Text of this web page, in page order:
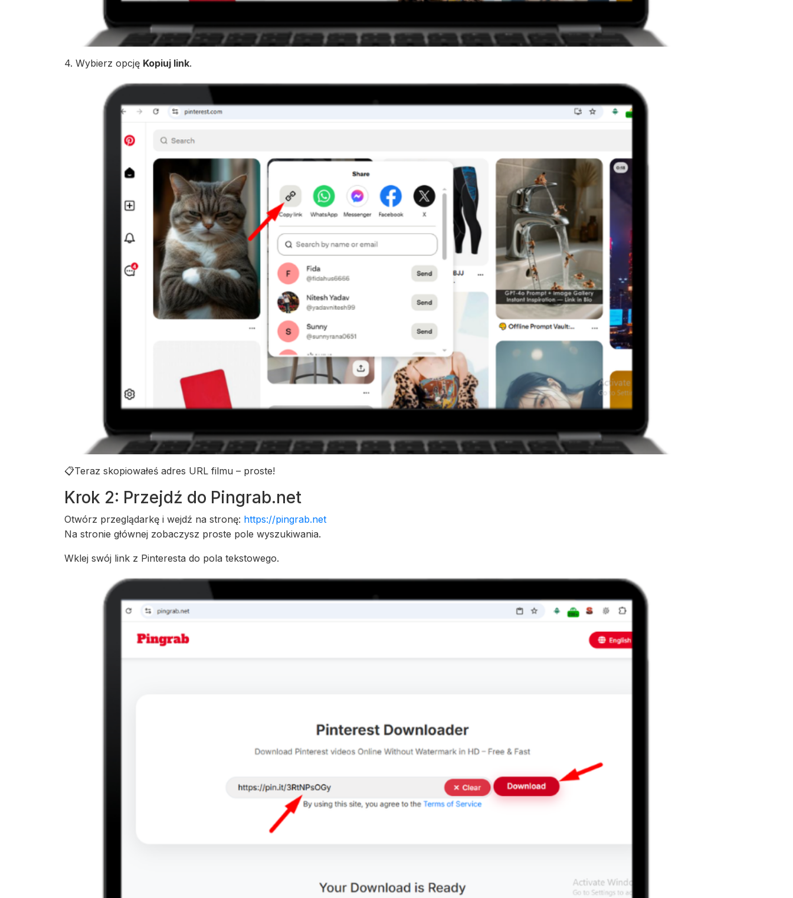
4. Wybierz opcję Kopiuj link.
📋Teraz skopiowałeś adres URL filmu – proste!
Krok 2: Przejdź do Pingrab.net
Otwórz przeglądarkę i wejdź na stronę: https://pingrab.net
Na stronie głównej zobaczysz proste pole wyszukiwania.
Wklej swój link z Pinteresta do pola tekstowego.